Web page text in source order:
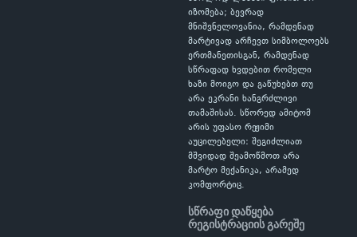
იზომება; ბევრად
მნიშვნელოვანია, რამდენად
მარტივად არჩევთ სიმბოლოებს
ერთმანეთისგან, რამდენად
სწრაფად ხვდებით რომელი
ხაზი მოიგო და გაწუხებთ თუ
არა ეკრანი ხანგრძლივი
თამაშისას. სწორედ ამიტომ
არის უფასო რეჟიმი
აუცილებელი: შეგიძლიათ
მშვიდად შეამოწმოთ არა
მარტო მექანიკა, არამედ
კომფორტიც.
სწრაფი დაწყება
რეგისტრაციის გარეშე